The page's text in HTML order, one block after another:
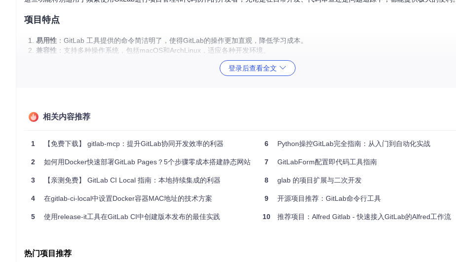
项目特点
易用性 ：GitLab 工具提供的命令简洁明了，使得GitLab的操作更加直观，降低学习成本。
兼容性 ：支持多种操作系统，包括macOS和ArchLinux，适应各种开发环境。
：通过GitLab API 进行扩展，未来有可能添加更多实用功能。登录后查看全文
相关内容推荐
1 【免费下载】 gitlab-mcp：提升GitLab协同开发效率的利器
2 如何用Docker快速部署GitLab Pages？5个步骤零成本搭建静态网站
3 【亲测免费】 GitLab CI Local 指南：本地持续集成的利器
4 在gitlab-ci-local中设置Docker容器MAC地址的技术方案
5 使用release-it工具在GitLab CI中创建版本发布的最佳实践
6 Python操控GitLab完全指南：从入门到自动化实战
7 GitLabForm配置即代码工具指南
8 glab 的项目扩展与二次开发
9 开源项目推荐：GitLab命令行工具
10 推荐项目：Alfred Gitlab - 快速接入GitLab的Alfred工作流
热门项目推荐